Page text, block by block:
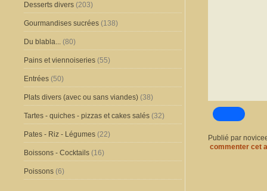
Desserts divers (203)
Gourmandises sucrées (138)
Du blabla... (80)
Pains et viennoiseries (55)
Entrées (50)
Plats divers (avec ou sans viandes) (38)
Tartes - quiches - pizzas et cakes salés (32)
Pates - Riz - Légumes (22)
Boissons - Cocktails (16)
Poissons (6)
Publié par
commenter cet